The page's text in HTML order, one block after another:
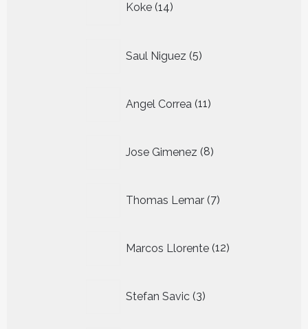
Koke 14
producten
Saul Niguez 5
producten
Angel Correa 11
producten
Jose Gimenez 8
producten
Thomas Lemar 7
producten
Marcos Llorente 12
producten
Stefan Savic 3
producten